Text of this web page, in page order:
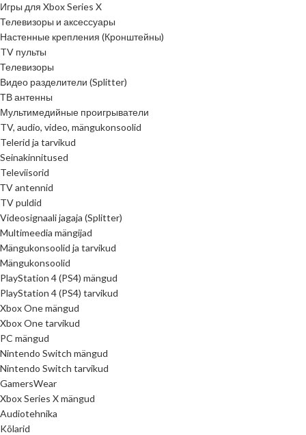
Игры для Xbox Series X
Телевизоры и аксессуары
Настенные крепления (Кронштейны)
TV пульты
Телевизоры
Видео разделители (Splitter)
ТВ антенны
Мультимедийные проигрыватели
TV, audio, video, mängukonsoolid
Telerid ja tarvikud
Seinakinnitused
Televiisorid
ТV antennid
TV puldid
Videosignaali jagaja (Splitter)
Multimeedia mängijad
Mängukonsoolid ja tarvikud
Mängukonsoolid
PlayStation 4 (PS4) mängud
PlayStation 4 (PS4) tarvikud
Xbox One mängud
Xbox One tarvikud
PC mängud
Nintendo Switch mängud
Nintendo Switch tarvikud
GamersWear
Xbox Series X mängud
Audiotehnika
Kõlarid